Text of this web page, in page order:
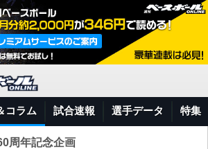
コラム 試合速報 選手データ 特集
周年記念企画